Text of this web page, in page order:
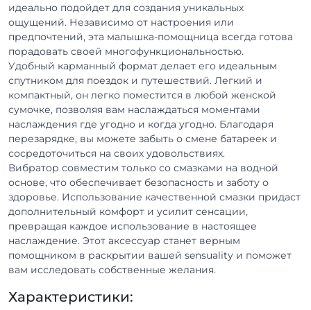
идеально подойдет для создания уникальных
ощущений. Независимо от настроения или
предпочтений, эта малышка-помощница всегда готова
порадовать своей многофункциональностью.
Удобный карманный формат делает его идеальным
спутником для поездок и путешествий. Легкий и
компактный, он легко поместится в любой женской
сумочке, позволяя вам наслаждаться моментами
наслаждения где угодно и когда угодно. Благодаря
перезарядке, вы можете забыть о смене батареек и
сосредоточиться на своих удовольствиях.
Вибратор совместим только со смазками на водной
основе, что обеспечивает безопасность и заботу о
здоровье. Использование качественной смазки придаст
дополнительный комфорт и усилит сенсации,
превращая каждое использование в настоящее
наслаждение. Этот аксессуар станет верным
помощником в раскрытии вашей sensuality и поможет
вам исследовать собственные желания.
Характеристики: